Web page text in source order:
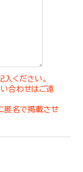
ください。
合わせはご遠
匿名で掲載させ